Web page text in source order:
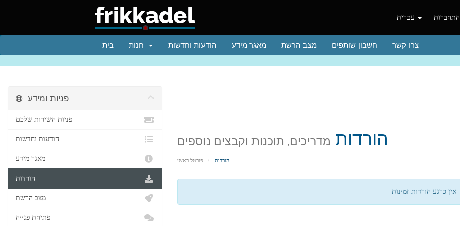
התחברות
בית הודעות וחדשות מאגר מידע מצב הרשת חשבון שותפים צרו קשר
הורדות מדריכים, תוכנות וקבצים נוספים
פורטל ראשי הורדות
אין כרגע הורדות זמינות
פניות ומידע
פניות השירות שלכם
הודעות וחדשות
מאגר מידע
הורדות
מצב הרשת
פתיחת פנייה